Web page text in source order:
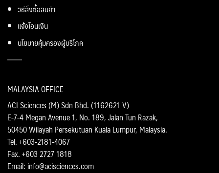
MALAYSIA OFFICE
ACI Sciences (M) Sdn Bhd. (1162621-V)
E-7-4 Megan Avenue 1, No. 189, Jalan Tun Razak,
50450 Wilayah Persekutuan Kuala Lumpur, Malaysia.
Tel. +603-2181-4067
Fax. +603 2727 1818
Email: info@acisciences.com
วิธีสั่งซื้อสินค้า
แจ้งโอนเงิน
นโยบายคุ้มครองผู้บริโภค